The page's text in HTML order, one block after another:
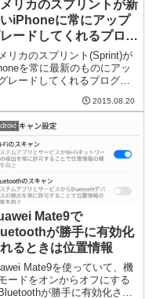
リカのスプリントが新
いiPhoneに常にアップ
ードしてくれるプログ
「iPhone Forever」
始
リカのスプリント(Sprint)が
を常に最新のものにアッ
レードしてくれるプログラ
は買い替えるのに大きな
マニアにとってはありが
いサービスですね。月...
2015.08.20
Mate9で
が勝手に有効化
るときは位置情報
Mate9を使っていて、機
ードをオンからオフにする
が勝手に有効化され